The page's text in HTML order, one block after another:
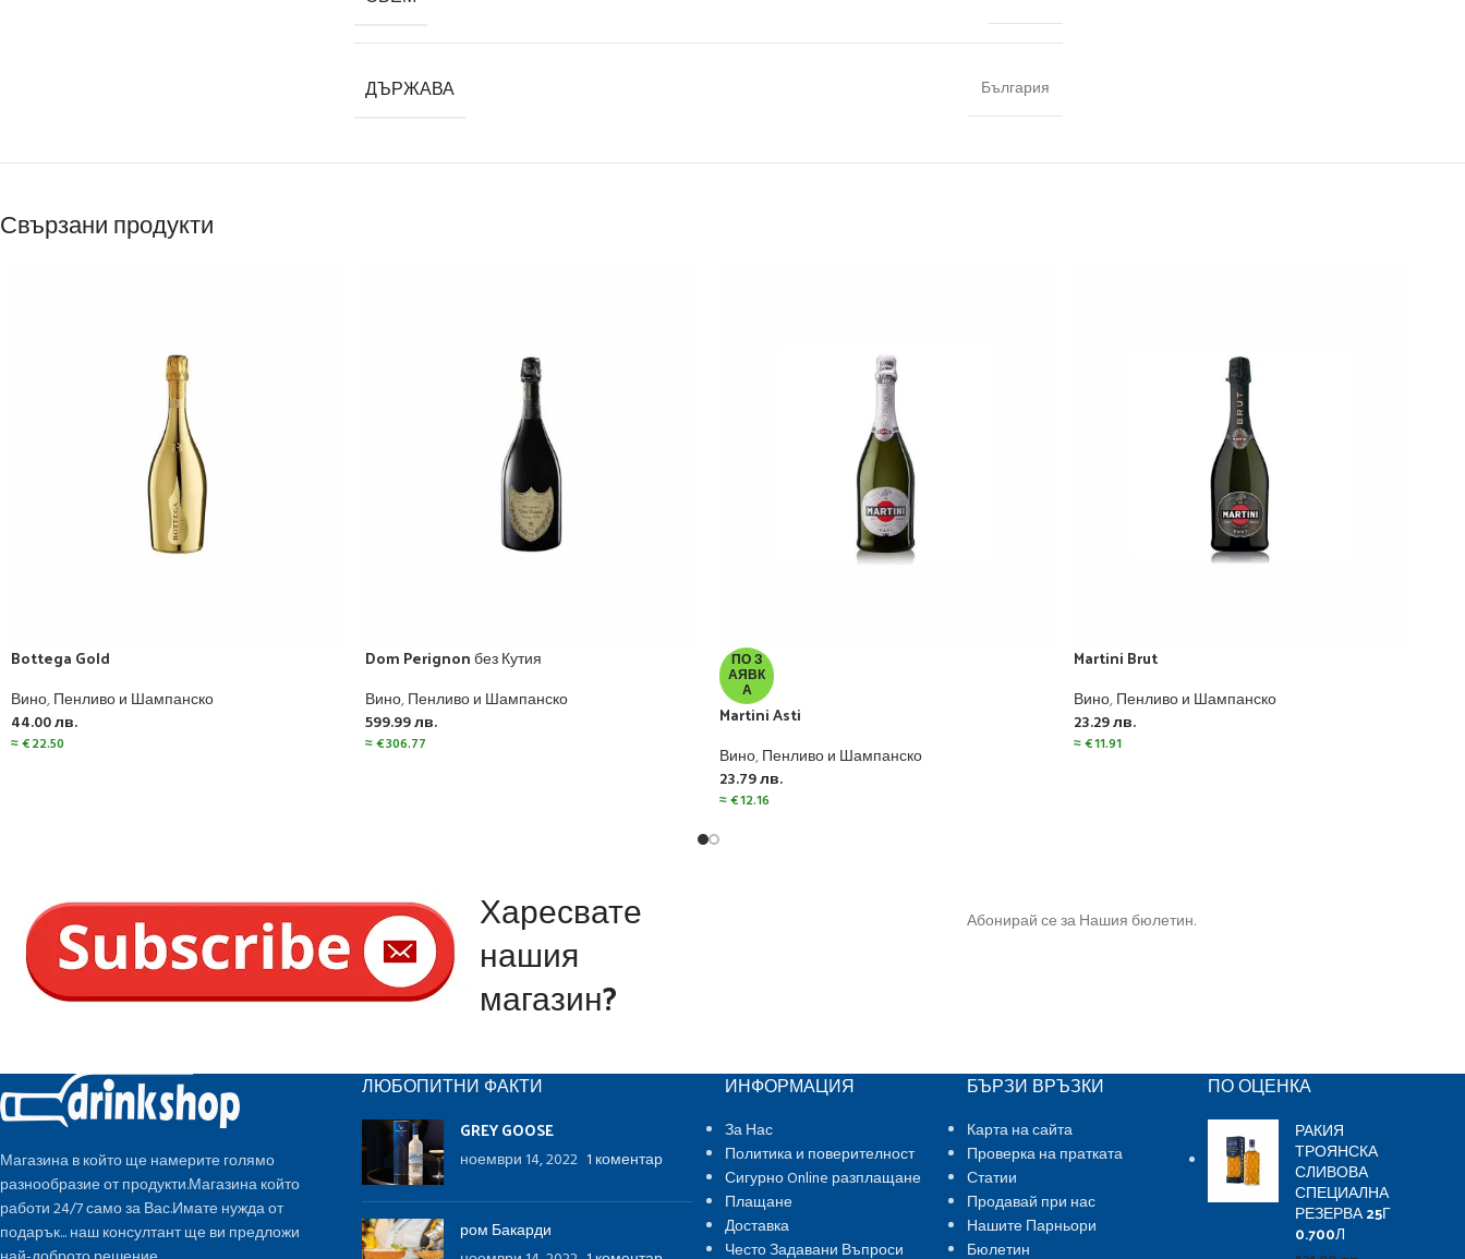
ДЪРЖАВА България
Свързани продукти
Bottega Gold
Вино,Пенливо и Шампанско
44.00лв.
≈€22.50
Dom Perignon без Кутия
Вино,Пенливо и Шампанско
599.99лв.
≈€306.77
ПО З
АЯВК
А
Martini Asti
Вино,Пенливо и Шампанско
23.79лв.
≈€12.16
Martini Brut
Вино,Пенливо и Шампанско
23.29лв.
≈€11.91
Харесвате
нашия
магазин?
Абонирай се за Нашия бюлетин.
Магазина в който ще намерите голямо
разнообразие от продукти.Магазина който
работи 24/7 само за Вас.Имате нужда от
подарък... наш консултант ще ви предложи
ЛЮБОПИТНИ ФАКТИ
GREY GOOSE
ноември 14, 2022 1 коментар
ром Бакарди
ИНФОРМАЦИЯ
За Нас
Политика и поверителност
Сигурно Online разплащане
Плащане
Доставка
Често Задавани Въпроси
БЪРЗИ ВРЪЗКИ
Карта на сайта
Проверка на пратката
Статии
Продавай при нас
Нашите Парньори
Бюлетин
ПО ОЦЕНКА
РАКИЯ
ТРОЯНСКА
СЛИВОВА
СПЕЦИАЛНА
РЕЗЕРВА 25Г
0.700Л